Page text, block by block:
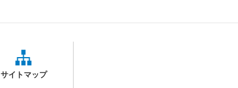
サイトマップ